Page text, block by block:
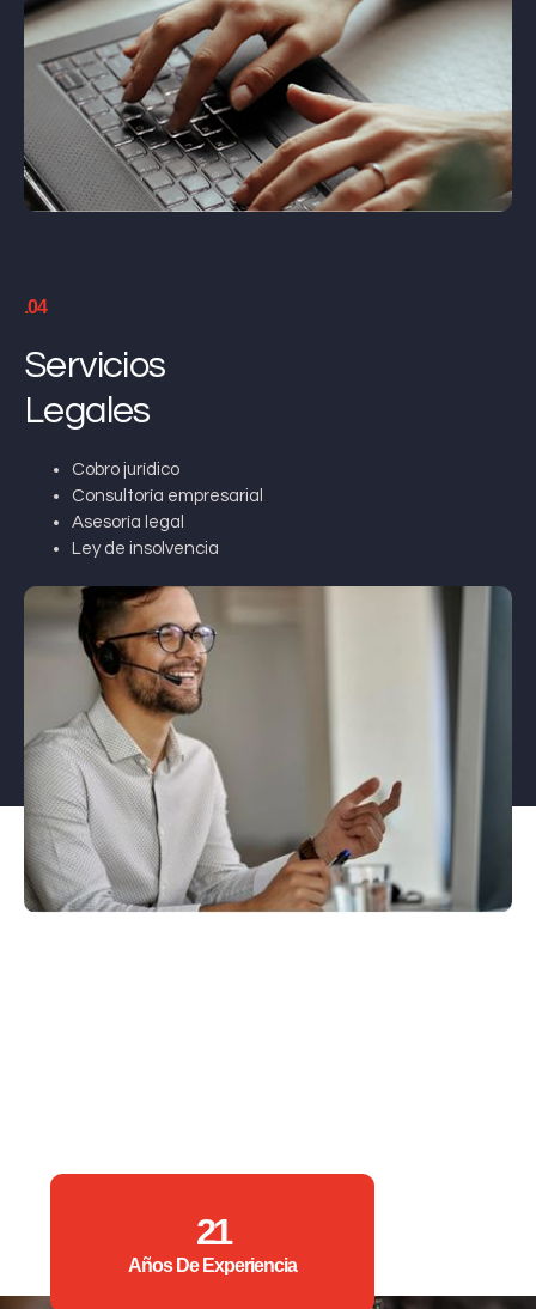
.04
Servicios
Legales
Cobro jurídico
Consultoría empresarial
Asesoría legal
Ley de insolvencia
21
Años De Experiencia